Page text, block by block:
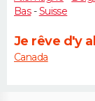
Bas-Suisse
Je rêve d'y
Canada